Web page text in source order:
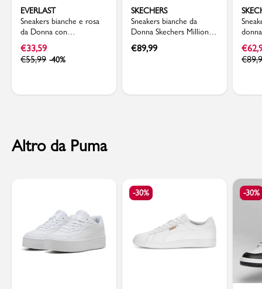
EVERLAST
Sneakers bianche e rosa
da Donna con
ammortizzazione ad aria
Everlast
€33,59
€55,99 -40%
SKECHERS
Sneakers bianche da
Donna Skechers Million
Air - Elevated Air
€89,99
Air
€
€
Altro da Puma
-30% -30%